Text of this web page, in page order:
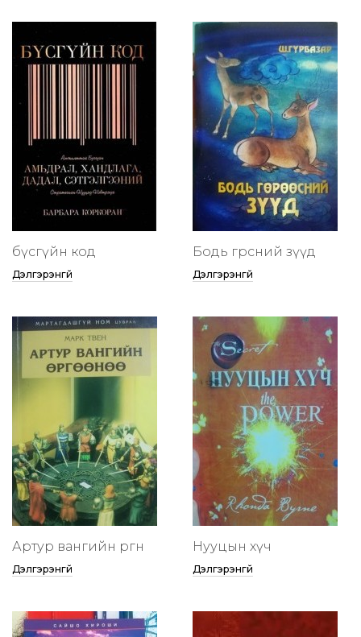
бүсгүйн код
Дэлгэрэнгүй
Бодь гөрөөсний зүүд
Дэлгэрэнгүй
Артур вангийн өргөөнөө
Дэлгэрэнгүй
Нууцын хүч
Дэлгэрэнгүй